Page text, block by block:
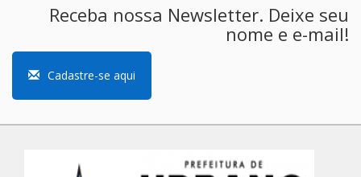
Receba nossa Newsletter. Deixe seu
nome e e-mail!
Cadastre-se aqui